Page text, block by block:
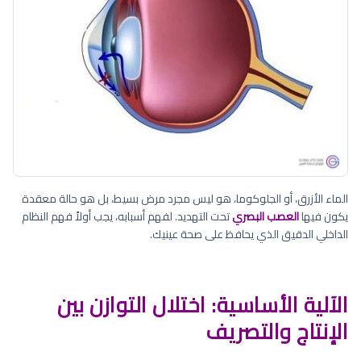
الماء الأزرق، أو الجلوكوما، هو ليس مجرد مرض بسيط، بل هو حالة معقدة
يكون فيهاالعصب البصريتحت التهديد. لفهم أسبابه، يجب أولاً فهم النظام
الداخلي الدقيق الذي يحافظ على صحة عينيك.
الآلية الأساسية: اختلال التوازن بين
الإنتاج والتصريف